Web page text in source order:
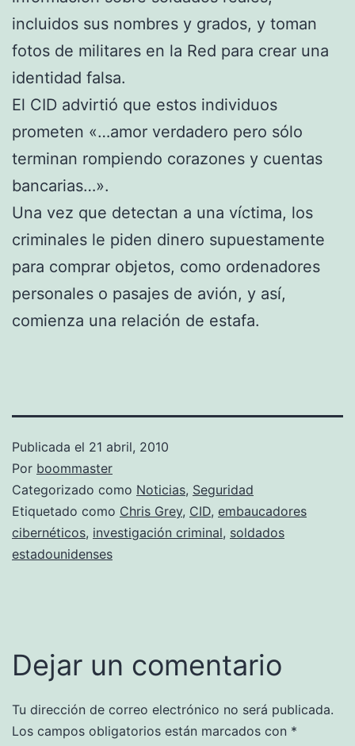
incluidos sus nombres y grados, y toman
fotos de militares en la Red para crear una
identidad falsa.
El CID advirtió que estos individuos
prometen «…amor verdadero pero sólo
terminan rompiendo corazones y cuentas
bancarias…».
Una vez que detectan a una víctima, los
criminales le piden dinero supuestamente
para comprar objetos, como ordenadores
personales o pasajes de avión, y así,
comienza una relación de estafa.
Publicada el 21 abril, 2010
Por boommaster
Categorizado como Noticias, Seguridad
Etiquetado como Chris Grey, CID, embaucadores
cibernéticos, investigación criminal, soldados
estadounidenses
Dejar un comentario
Tu dirección de correo electrónico no será publicada.
Los campos obligatorios están marcados con *